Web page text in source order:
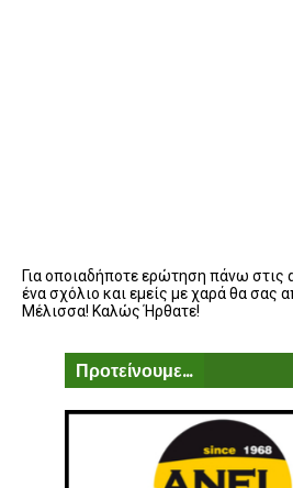
Για οποιαδήποτε ερώτηση πάνω στις
ένα σχόλιο και εμείς με χαρά θα σας
Μέλισσα! Καλώς Ήρθατε!
Προτείνουμε...